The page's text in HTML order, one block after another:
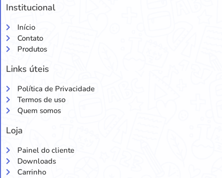
Institucional
Início
Contato
Produtos
Links úteis
Política de Privacidade
Termos de uso
Quem somos
Loja
Painel do cliente
Downloads
Carrinho